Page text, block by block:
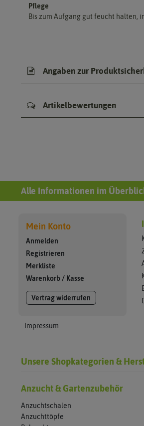
Pflege
Bis zum Aufgang gut feucht halten,
Angaben zur
Artikelbewertungen
Alle Informationen im
Mein Konto
Anmelden
Registrieren
Merkliste
Warenkorb / Kasse
Vertrag widerrufen
Impressum
Unsere Shopkategorien &
Anzucht & Gartenzubehör
Anzuchtschalen
Anzuchttöpfe